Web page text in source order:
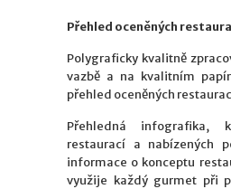
Přehled oceněných
Polygraficky kvalitně
vazbě a na kvalitním
přehled oceněných
Přehledná infografika,
restaurací a nabízených
informace o konceptu
využije každý gurmet při